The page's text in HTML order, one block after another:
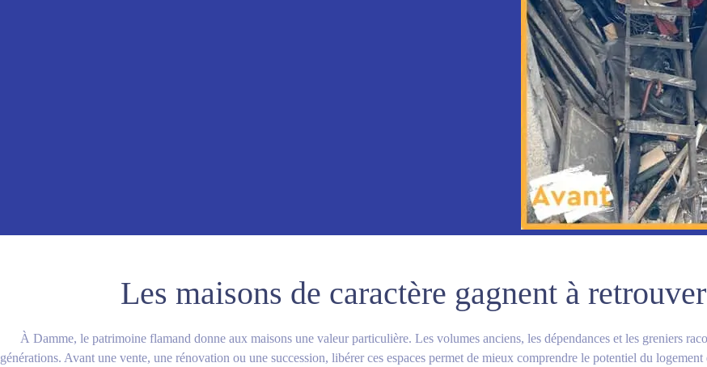
Les maisons de caractère gagnent à
À Damme, le patrimoine flamand donne aux maisons une valeur particulière. Les volumes anciens, les dépendances et les greniers
générations. Avant une vente, une rénovation ou une succession, libérer ces espaces permet de mieux comprendre le potentiel du